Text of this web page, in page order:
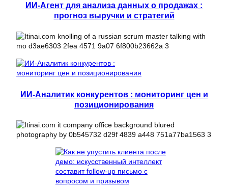
ИИ-Агент для анализа данных о продажах :
прогноз выручки и стратегий
ИИ-Аналитик конкурентов : мониторинг цен и
позиционирования